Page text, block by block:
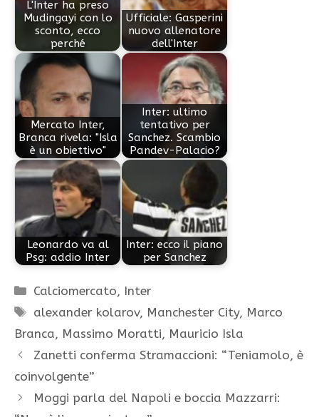
L'Inter ha preso
Mudingayi con lo
sconto, ecco
perché
Ufficiale: Gasperini
nuovo allenatore
dell'Inter
Mercato Inter,
Branca rivela: "Isla
è un obiettivo"
Inter: ultimo
tentativo per
Sanchez. Scambio
Pandev-Palacio?
Leonardo va al
Psg: addio Inter
Inter: ecco il piano
per Sanchez
Categorie
Calciomercato, Inter
Tag
alexander kolarov, Manchester City, Marco
Branca, Massimo Moratti, Mauricio Isla
Zanetti conferma Stramaccioni: “Teniamolo, è
coinvolgente”
Moggi parla del Napoli e boccia Mazzarri: